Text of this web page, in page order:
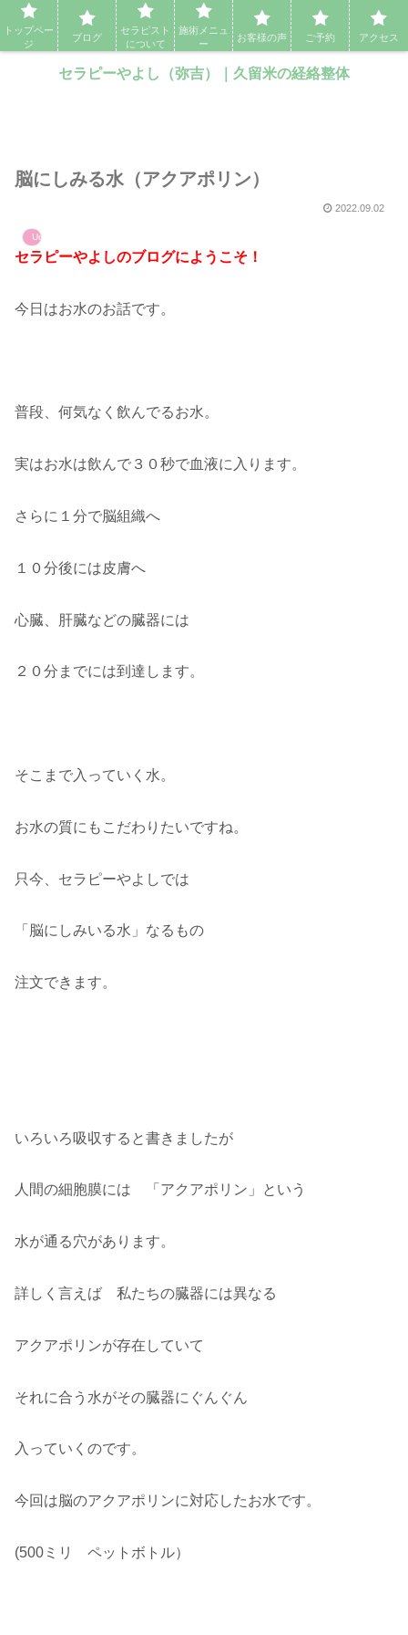
セラピーやよし（弥吉）｜久留米の経絡整体・アロママッサージ・エステ
セラピーやよし（弥吉）｜久留米の経絡整体
脳にしみる水（アクアポリン）
2022.09.02
Uncategorized
セラピーやよしのブログにようこそ！
今日はお水のお話です。
普段、何気なく飲んでるお水。
実はお水は飲んで３０秒で血液に入ります。
さらに１分で脳組織へ
１０分後には皮膚へ
心臓、肝臓などの臓器には
２０分までには到達します。
そこまで入っていく水。
お水の質にもこだわりたいですね。
只今、セラピーやよしでは
「脳にしみいる水」なるもの
注文できます。
いろいろ吸収すると書きましたが
人間の細胞膜には 「アクアポリン」という
水が通る穴があります。
詳しく言えば 私たちの臓器には異なる
アクアポリンが存在していて
それに合う水がその臓器にぐんぐん
入っていくのです。
今回は脳のアクアポリンに対応したお水です。
(500ミリ ペットボトル）
トップペー
ジ
ブログ
セラピスト
について
施術メニュ
ー
お客様の声 ご予約 アクセス